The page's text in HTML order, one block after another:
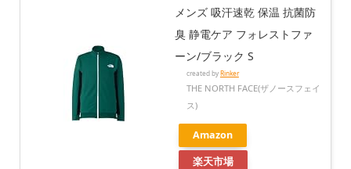
メンズ 吸汗速乾 保温 抗菌防
臭 静電ケア フォレストファ
ーン/ブラック S
created byRinker
THE NORTH FACE(ザノースフェイ
ス)
Amazon
楽天市場